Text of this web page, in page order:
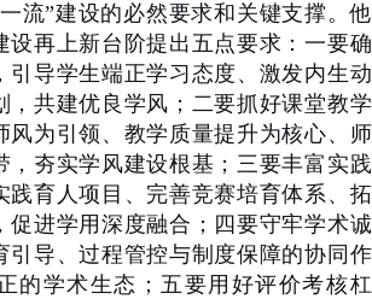
流”建设的必然要求和关键支撑。他
设再上新台阶提出五点要求：一要确
引导学生端正学习态度、激发内生动
，共建优良学风；二要抓好课堂教学
风为引领、教学质量提升为核心、师
，夯实学风建设根基；三要丰富实践
践育人项目、完善竞赛培育体系、拓
促进学用深度融合；四要守牢学术诚
引导、过程管控与制度保障的协同作
的学术生态；五要用好评价考核杠